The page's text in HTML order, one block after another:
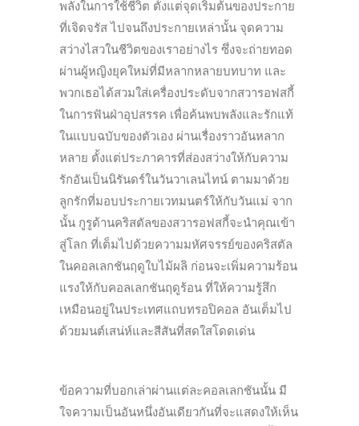
พลังในการใช้ชีวิต ตั้งแต่จุดเริ่มต้นของประกาย
ที่เจิดจรัส ไปจนถึงประกายเหล่านั้น จุดความ
สว่างไสวในชีวิตของเราอย่างไร ซึ่งจะถ่ายทอด
ผ่านผู้หญิงยุคใหม่ที่มีหลากหลายบทบาท และ
พวกเธอได้สวมใส่เครื่องประดับจากสวารอฟสกี้
ในการฟันฝ่าอุปสรรค เพื่อค้นพบพลังและรักแท้
ในแบบฉบับของตัวเอง ผ่านเรื่องราวอันหลาก
หลาย ตั้งแต่ประภาคารที่ส่องสว่างให้กับความ
รักอันเป็นนิรันดร์ในวันวาเลนไทน์ ตามมาด้วย
ลูกรักที่มอบประกายเวทมนตร์ให้กับวันแม่ จาก
นั้น กูรูด้านคริสตัลของสวารอฟสกี้จะนำคุณเข้า
สู่โลก ที่เต็มไปด้วยความมหัศจรรย์ของคริสตัล
ในคอลเลกชันฤดูใบไม้ผลิ ก่อนจะเพิ่มความร้อน
แรงให้กับคอลเลกชันฤดูร้อน ที่ให้ความรู้สึก
เหมือนอยู่ในประเทศแถบทรอปิคอล อันเต็มไป
ด้วยมนต์เสน่ห์และสีสันที่สดใสโดดเด่น
ข้อความที่บอกเล่าผ่านแต่ละคอลเลกชันนั้น มี
ใจความเป็นอันหนึ่งอันเดียวกันที่จะแสดงให้เห็น